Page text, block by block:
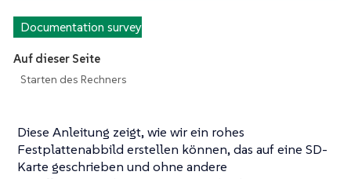
Documentation survey
Auf dieser Seite
Starten des Rechners
Diese Anleitung zeigt, wie wir ein rohes
Festplattenabbild erstellen können, das auf eine SD-
Karte geschrieben und ohne andere